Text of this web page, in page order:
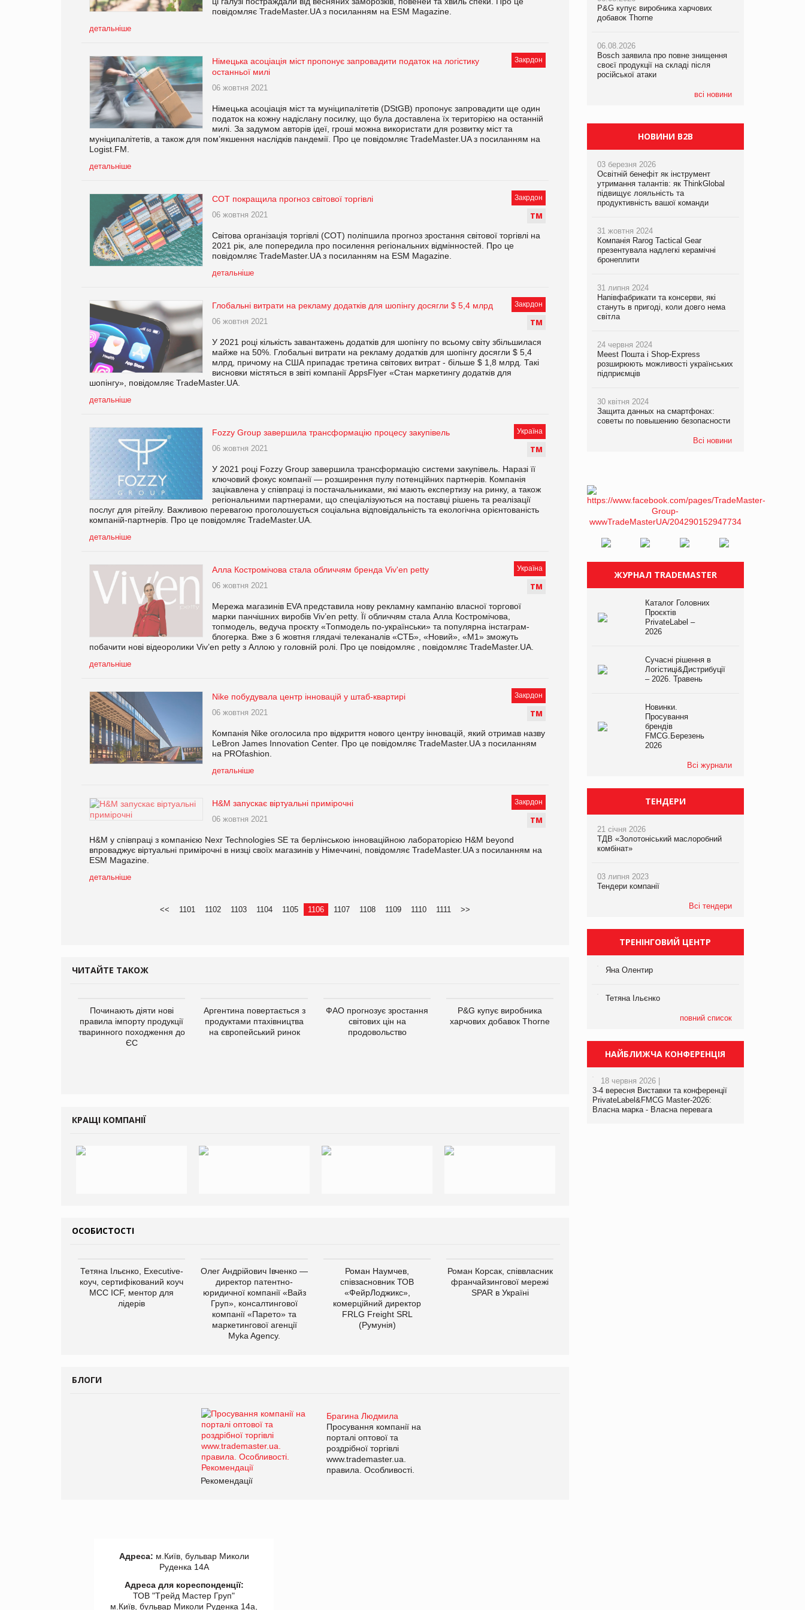
повідомляє TradeMaster.UA з посиланням на ESM Magazine.
детальніше
Закрдон
Німецька асоціація міст пропонує запровадити податок на логістику
останньої милі
06 жовтня 2021
Німецька асоціація міст та муніципалітетів (DStGB) пропонує запровадити ще один
податок на кожну надіслану посилку, що була доставлена їх територією на останній
милі. За задумом авторів ідеї, гроші можна використати для розвитку міст та
муніципалітетів, а також для пом’якшення наслідків пандемії. Про це повідомляє TradeMaster.UA з посиланням на
Logist.FM.
детальніше
Закрдон
ТМ
СОТ покращила прогноз світової торгівлі
06 жовтня 2021
Світова організація торгівлі (СОТ) поліпшила прогноз зростання світової торгівлі на
2021 рік, але попередила про посилення регіональних відмінностей. Про це
повідомляє TradeMaster.UA з посиланням на ESM Magazine.
детальніше
Закрдон
ТМ
Глобальні витрати на рекламу додатків для шопінгу досягли $ 5,4 млрд
06 жовтня 2021
У 2021 році кількість завантажень додатків для шопінгу по всьому світу збільшилася
майже на 50%. Глобальні витрати на рекламу додатків для шопінгу досягли $ 5,4
млрд, причому на США припадає третина світових витрат - більше $ 1,8 млрд. Такі
висновки містяться в звіті компанії AppsFlyer «Стан маркетингу додатків для
шопінгу», повідомляє TradeMaster.UA.
детальніше
Україна
ТМ
Fozzy Group завершила трансформацію процесу закупівель
06 жовтня 2021
У 2021 році Fozzy Group завершила трансформацію системи закупівель. Наразі її
ключовий фокус компанії — розширення пулу потенційних партнерів. Компанія
зацікавлена у співпраці із постачальниками, які мають експертизу на ринку, а також
регіональними партнерами, що спеціалізуються на поставці рішень та реалізації
послуг для рітейлу. Важливою перевагою проголошується соціальна відповідальність та екологічна орієнтованість
компаній-партнерів. Про це повідомляє TradeMaster.UA.
детальніше
Україна
ТМ
Алла Костромічова стала обличчям бренда Viv'en petty
06 жовтня 2021
Мережа магазинів EVA представила нову рекламну кампанію власної торгової
марки панчішних виробів Viv’en petty. Її обличчям стала Алла Костромічова,
топмодель, ведуча проєкту «Топмодель по-українськи» та популярна інстаграм-
блогерка. Вже з 6 жовтня глядачі телеканалів «СТБ», «Новий», «М1» зможуть
побачити нові відеоролики Viv’en petty з Аллою у головній ролі. Про це повідомляє , повідомляє TradeMaster.UA.
детальніше
Закрдон
ТМ
Nike побудувала центр інновацій у штаб-квартирі
06 жовтня 2021
Компанія Nike оголосила про відкриття нового центру інновацій, який отримав назву
LeBron James Innovation Center. Про це повідомляє TradeMaster.UA з посиланням
на PROfashion.
детальніше
Закрдон
ТМ
H&M запускає віртуальні примірочні
06 жовтня 2021
H&M у співпраці з компанією Nexr Technologies SE та берлінською інноваційною лабораторією H&M beyond
впроваджує віртуальні примірочні в низці своїх магазинів у Німеччині, повідомляє TradeMaster.UA з посиланням на
ESM Magazine.
детальніше
<< 1101 1102 1103 1104 1105 1106 1107 1108 1109 1110 1111 >>
ЧИТАЙТЕ ТАКОЖ
Починають діяти нові
правила імпорту продукції
тваринного походження до
ЄС
Аргентина повертається з
продуктами птахівництва
на європейський ринок
ФАО прогнозує зростання
світових цін на
продовольство
P&G купує виробника
харчових добавок Thorne
атаки
хвостатих: у VARUS
expert від власної ТМ
КРАЩІ КОМПАНІЇ
ОСОБИСТОСТІ
Тетяна Ільєнко, Executive-
коуч, сертифікований коуч
МСС ICF, ментор для
лідерів
Олег Андрійович Івченко —
директор патентно-
юридичної компанії «Вайз
Груп», консалтингової
компанії «Парето» та
маркетингової агенції
Myka Agency.
Роман Наумчев,
співзасновник ТОВ
«ФейрЛоджикс»,
комерційний директор
FRLG Freight SRL
(Румунія)
Роман Корсак, співвласник
франчайзингової мережі
SPAR в Україні
БЛОГИ
Брагина Людмила
Просування компанії на
порталі оптової та
роздрібної торгівлі
www.trademaster.ua.
правила. Особливості.
Рекомендації
P&G купує виробника харчових
добавок Thorne
06.08.2026
Bosch заявила про повне знищення
своєї продукції на складі після
російської атаки
всі новини
P&G купує виробника харчових
добавок Thorne
06.08.2026
Bosch заявила про повне знищення
своєї продукції на складі після
російської атаки
P&G купує виробника харчових
добавок Thorne
06.08.2026
Bosch заявила про повне знищення
своєї продукції на складі після
російської атаки
НОВИНИ B2B
03 березня 2026
Освітній бенефіт як інструмент
утримання талантів: як ThinkGlobal
підвищує лояльність та
продуктивність вашої команди
31 жовтня 2024
Компанія Rarog Tactical Gear
презентувала надлегкі керамічні
бронеплити
31 липня 2024
Напівфабрикати та консерви, які
стануть в пригоді, коли довго нема
світла
24 червня 2024
Meest Пошта і Shop-Express
розширюють можливості українських
підприємців
30 квітня 2024
Защита данных на смартфонах:
советы по повышению безопасности
Всі новини
ЖУРНАЛ TRADEMASTER
Каталог Головних
Проєктів
PrivateLabel –
2026
Сучасні рішення в
Логістиці&Дистрибуції
– 2026. Травень
Новинки.
Просування
брендів
FMCG.Березень
2026
Всі журнали
ТЕНДЕРИ
21 січня 2026
ТДВ «Золотоніський маслоробний
комбінат»
03 липня 2023
Тендери компанії
Всі тендери
ТРЕНІНГОВИЙ ЦЕНТР
Яна Олентир
Тетяна Ільєнко
повний список
НАЙБЛИЖЧА КОНФЕРЕНЦІЯ
18 червня 2026 |
3-4 вересня Виставки та конференції
PrivateLabel&FMCG Master-2026:
Власна марка - Власна перевага
Адреса: м.Київ, бульвар Миколи
Руденка 14А
Адреса для кореспонденції:
ТОВ "Tрейд Мастер Груп"
м.Київ, бульвар Миколи Руденка 14а,